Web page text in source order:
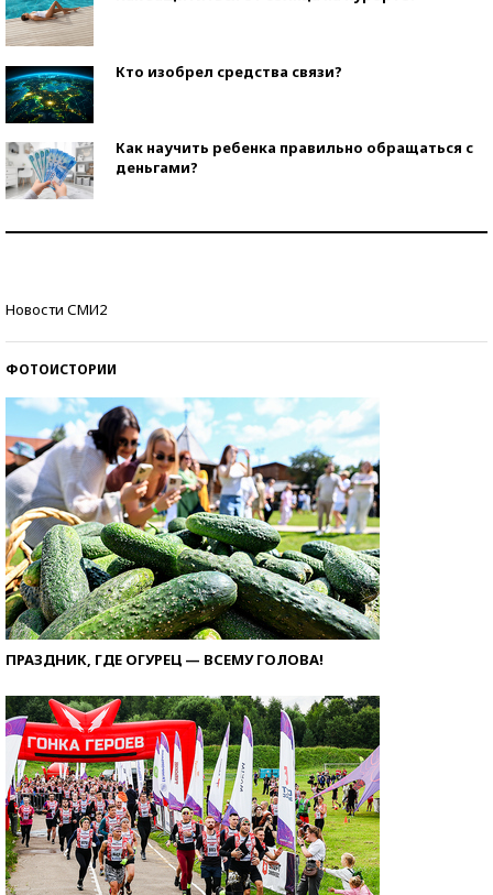
Кто изобрел средства связи?
Как научить ребенка правильно обращаться с
деньгами?
Новости СМИ2
ФОТОИСТОРИИ
ПРАЗДНИК, ГДЕ ОГУРЕЦ — ВСЕМУ ГОЛОВА!